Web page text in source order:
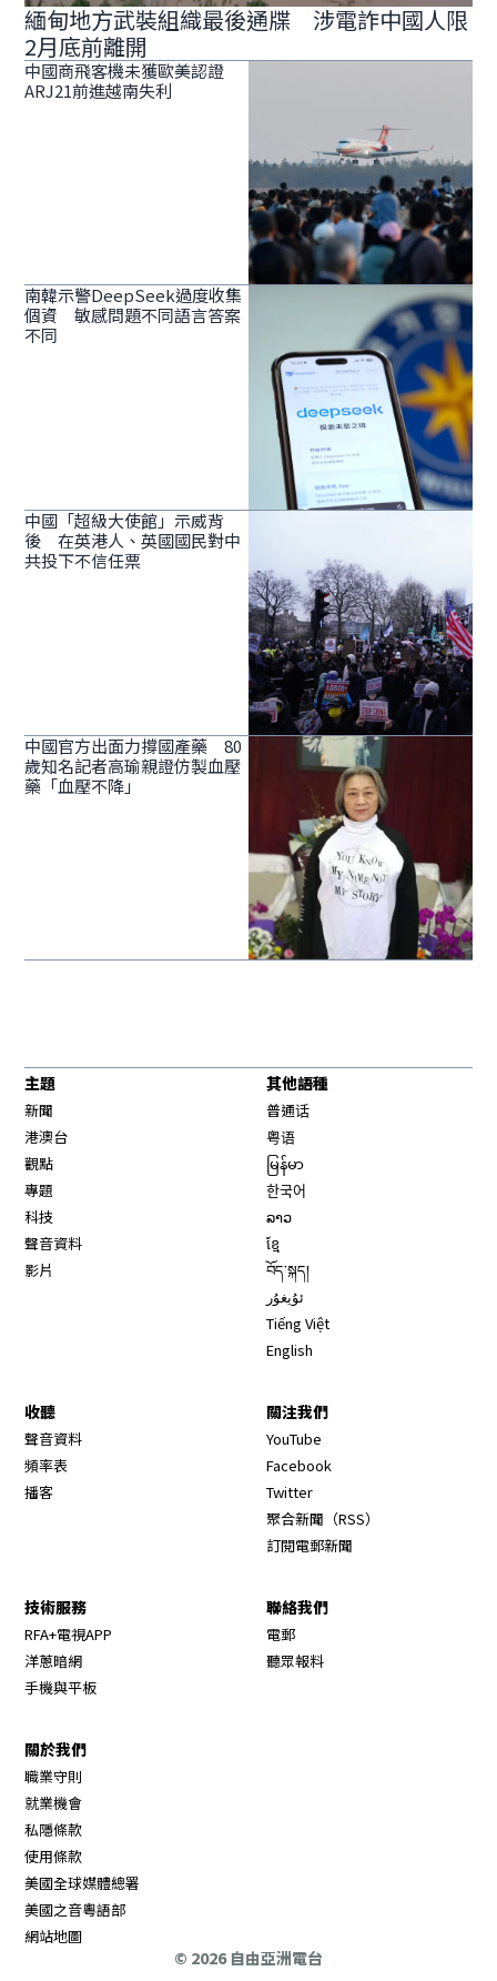
緬甸地方武裝組織最後通牒 涉電詐中國人限
2月底前離開
中國商飛客機未獲歐美認證
ARJ21前進越南失利
南韓示警DeepSeek過度收集
個資 敏感問題不同語言答案
不同
中國「超級大使館」示威背
後 在英港人、英國國民對中
共投下不信任票
中國官方出面力撐國產藥 80
歲知名記者高瑜親證仿製血壓
藥「血壓不降」
主題
新聞
港澳台
觀點
專題
科技
聲音資料
影片
其他語種
普通话
粤语
မြန်မာ
한국어
ລາວ
ខ្មែ
བོད་སྐད།
ئۇيغۇر
Tiếng Việt
English
收聽
聲音資料
頻率表
播客
關注我們
YouTube
Facebook
Twitter
聚合新聞（RSS）
訂閱電郵新聞
技術服務
RFA+電視APP
洋蔥暗網
手機與平板
聯絡我們
電郵
聽眾報料
關於我們
職業守則
就業機會
私隱條款
使用條款
美國全球媒體總署
美國之音粵語部
網站地圖
© 2026 自由亞洲電台